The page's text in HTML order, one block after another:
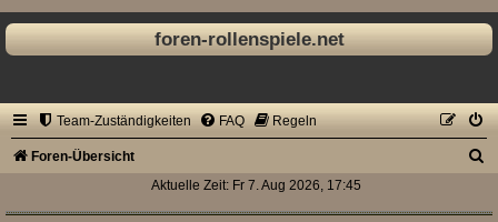
foren-rollenspiele.net
Team-Zuständigkeiten FAQ Regeln
Foren-Übersicht
c
Aktuelle Zeit: Fr 7. Aug 2026, 17:45